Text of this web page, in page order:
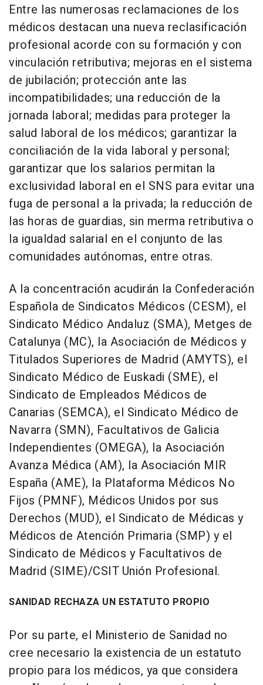
Entre las numerosas reclamaciones de los
médicos destacan una nueva reclasificación
profesional acorde con su formación y con
vinculación retributiva; mejoras en el sistema
de jubilación; protección ante las
incompatibilidades; una reducción de la
jornada laboral; medidas para proteger la
salud laboral de los médicos; garantizar la
conciliación de la vida laboral y personal;
garantizar que los salarios permitan la
exclusividad laboral en el SNS para evitar una
fuga de personal a la privada; la reducción de
las horas de guardias, sin merma retributiva o
la igualdad salarial en el conjunto de las
comunidades autónomas, entre otras.
A la concentración acudirán la Confederación
Española de Sindicatos Médicos (CESM), el
Sindicato Médico Andaluz (SMA), Metges de
Catalunya (MC), la Asociación de Médicos y
Titulados Superiores de Madrid (AMYTS), el
Sindicato Médico de Euskadi (SME), el
Sindicato de Empleados Médicos de
Canarias (SEMCA), el Sindicato Médico de
Navarra (SMN), Facultativos de Galicia
Independientes (OMEGA), la Asociación
Avanza Médica (AM), la Asociación MIR
España (AME), la Plataforma Médicos No
Fijos (PMNF), Médicos Unidos por sus
Derechos (MUD), el Sindicato de Médicas y
Médicos de Atención Primaria (SMP) y el
Sindicato de Médicos y Facultativos de
Madrid (SIME)/CSIT Unión Profesional.
SANIDAD RECHAZA UN ESTATUTO PROPIO
Por su parte, el Ministerio de Sanidad no
cree necesario la existencia de un estatuto
propio para los médicos, ya que considera